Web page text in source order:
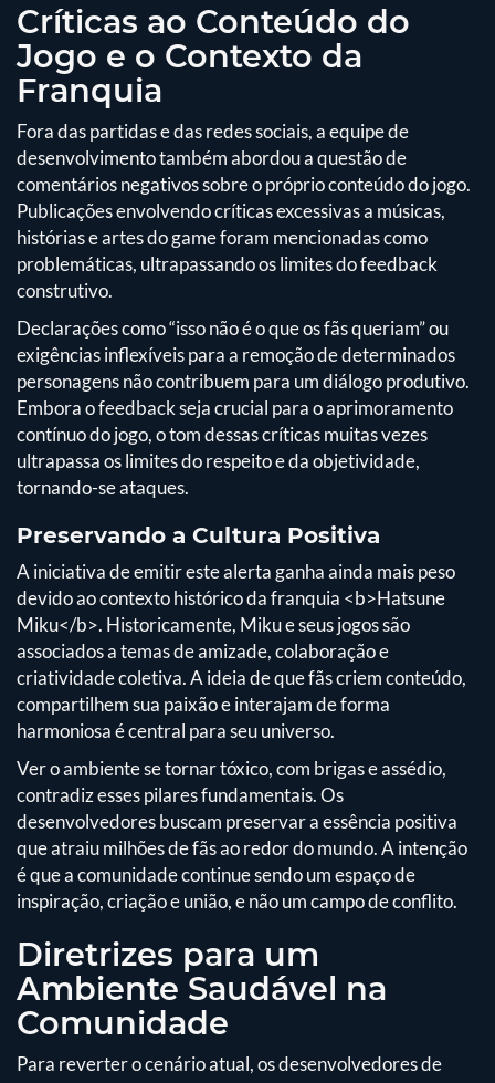
Críticas ao Conteúdo do
Jogo e o Contexto da
Franquia
Fora das partidas e das redes sociais, a equipe de
desenvolvimento também abordou a questão de
comentários negativos sobre o próprio conteúdo do jogo.
Publicações envolvendo críticas excessivas a músicas,
histórias e artes do game foram mencionadas como
problemáticas, ultrapassando os limites do feedback
construtivo.
Declarações como “isso não é o que os fãs queriam” ou
exigências inflexíveis para a remoção de determinados
personagens não contribuem para um diálogo produtivo.
Embora o feedback seja crucial para o aprimoramento
contínuo do jogo, o tom dessas críticas muitas vezes
ultrapassa os limites do respeito e da objetividade,
tornando-se ataques.
Preservando a Cultura Positiva
A iniciativa de emitir este alerta ganha ainda mais peso
devido ao contexto histórico da franquia <b>Hatsune
Miku</b>. Historicamente, Miku e seus jogos são
associados a temas de amizade, colaboração e
criatividade coletiva. A ideia de que fãs criem conteúdo,
compartilhem sua paixão e interajam de forma
harmoniosa é central para seu universo.
Ver o ambiente se tornar tóxico, com brigas e assédio,
contradiz esses pilares fundamentais. Os
desenvolvedores buscam preservar a essência positiva
que atraiu milhões de fãs ao redor do mundo. A intenção
é que a comunidade continue sendo um espaço de
inspiração, criação e união, e não um campo de conflito.
Diretrizes para um
Ambiente Saudável na
Comunidade
Para reverter o cenário atual, os desenvolvedores de